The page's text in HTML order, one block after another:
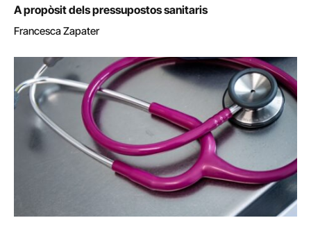
A propòsit dels pressupostos sanitaris
Francesca Zapater